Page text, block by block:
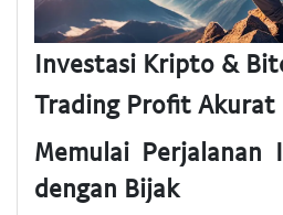
Investasi Kripto &
Trading Profit Akurat
Memulai Perjalanan
dengan Bijak